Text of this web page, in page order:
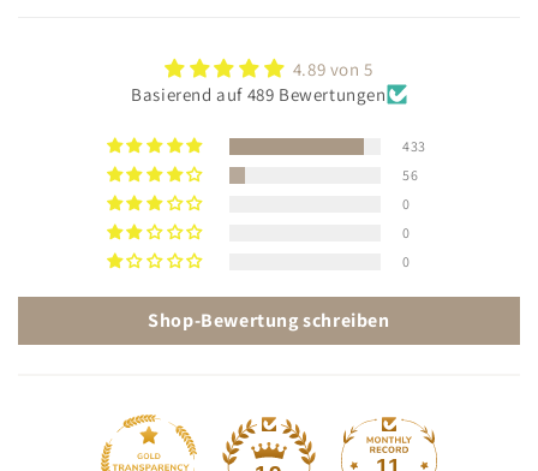
4.89 von 5
Basierend auf 489 Bewertungen
433
56
0
0
0
Shop-Bewertung schreiben